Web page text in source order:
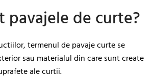
pavajele de curte?
termenul de pavaje curte se
sau materialul din care sunt create
ale curtii.